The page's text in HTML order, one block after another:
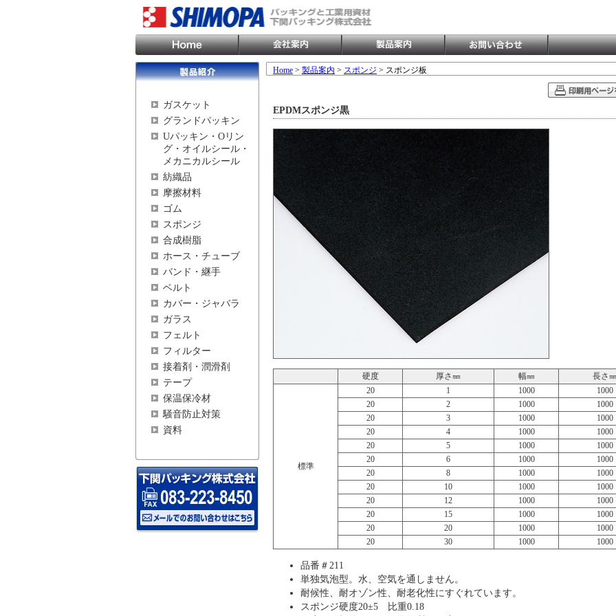
ガスケット
グランドパッキン
Uパッキン・Oリン
グ・オイルシール・
メカニカルシール
紡織品
摩擦材料
ゴム
スポンジ
合成樹脂
ホース・チューブ
バンド・継手
ベルト
カバー・ジャバラ
ガラス
フェルト
フィルター
接着剤・潤滑剤
テープ
保温保冷材
騒音防止対策
資料
Home > 製品案内 > スポンジ > スポンジ板
EPDMスポンジ黒
硬度 厚さ㎜ 幅㎜ 長さ㎜
標準
20 1 1000
1000
20
2 1000
1000
20
3 1000
1000
20
4 1000
1000
20
5 1000
1000
20
6 1000
1000
20
8 1000
1000
20
10 1000
1000
20
12 1000
1000
20
15 1000
1000
20
20 1000
1000
20
30 1000 1000
品番＃211
単独気泡型。水、空気を通しません。
耐候性、耐オゾン性、耐老化性にすぐれています。
スポンジ硬度20±5 比重0.18